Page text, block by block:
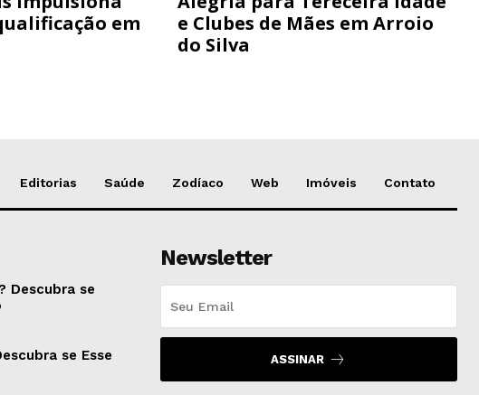
em
e Clubes de Mães em Arroio
do Silva
Editorias Saúde Zodíaco Web Imóveis Contato
Descubra se
se Esse
Newsletter
ASSINAR